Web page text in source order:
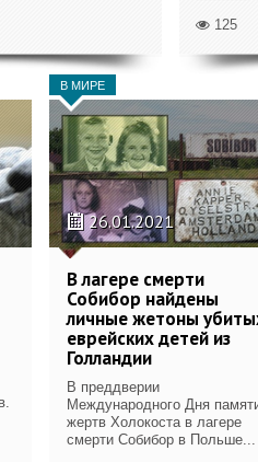
125
В МИРЕ
26.01.2021
В лагере смерти
Собибор найдены
личные жетоны
еврейских детей из
Голландии
​В преддверии
Международного Дня
жертв Холокоста в лагере
смерти Собибор в Польше...